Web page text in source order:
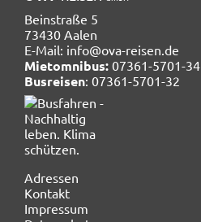
Beinstraße 5
73430 Aalen
E-Mail: info@ova-reisen.de
Mietomnibus: 07361-5701-34
Busreisen: 07361-5701-32
Navigation
überspringen
Adressen
Kontakt
Impressum